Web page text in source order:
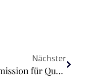
Nächster
Kommission für Qualitätskontrolle und Vorstand der WPK entwickeln Qualitätskontrollverfahren für kleine Praxen weiter